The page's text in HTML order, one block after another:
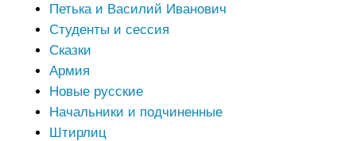
Петька и Василий Иванович
Студенты и сессия
Сказки
Армия
Новые русские
Начальники и подчиненные
Штирлиц